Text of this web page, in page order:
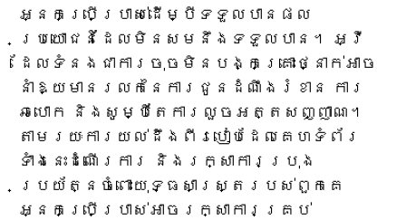
អ្នកប្រើប្រាស់ដើម្បីទទួលបានផល
ប្រយោជន៍ដែលមិនសមនឹងទទួលបាន។ អ្វី​
ដែល​ទំនង​ជា​ការ​ចុច​មិន​បង្ក​គ្រោះថ្នាក់​អាច​
នាំ​ឱ្យ​មាន​រលក​នៃ​ការ​ជូន​ដំណឹង​រំខាន ការ​
ឆបោក និង​សូម្បី​តែ​ការ​លួច​អត្តសញ្ញាណ។
តាមរយៈការយល់ដឹងពីរបៀបដែលគេហទំព័រ
ទាំងនេះដំណើរការ និងរក្សាការប្រុង
ប្រយ័ត្នចំពោះយុទ្ធសាស្ត្ររបស់ពួកគេ
អ្នកប្រើប្រាស់អាចរក្សាការគ្រប់